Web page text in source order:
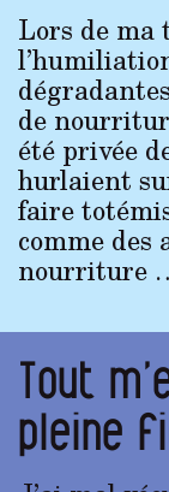
Lors de ma
de
été privée
hurlaient
faire
comme des
nourriture
Tout
pleine